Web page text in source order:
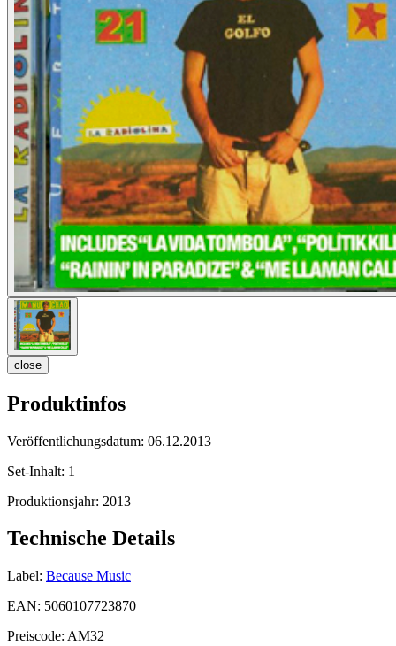
close
Produktinfos
Veröffentlichungsdatum: 06.12.2013
Set-Inhalt: 1
Produktionsjahr: 2013
Technische Details
Label: Because Music
EAN: 5060107723870
Preiscode: AM32